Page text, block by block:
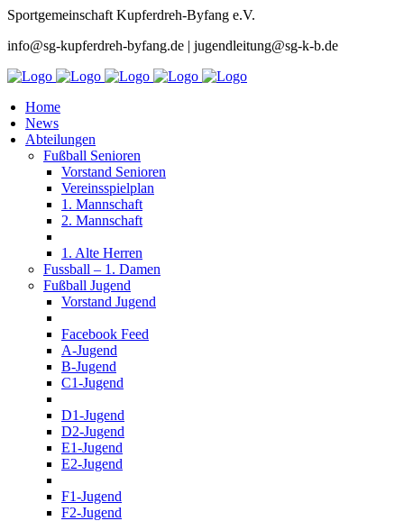
Sportgemeinschaft Kupferdreh-Byfang e.V.
info@sg-kupferdreh-byfang.de | jugendleitung@sg-k-b.de
Home
News
Abteilungen
Fußball Senioren
Vorstand Senioren
Vereinsspielplan
1. Mannschaft
2. Mannschaft
1. Alte Herren
Fussball – 1. Damen
Fußball Jugend
Vorstand Jugend
Facebook Feed
A-Jugend
B-Jugend
C1-Jugend
D1-Jugend
D2-Jugend
E1-Jugend
E2-Jugend
F1-Jugend
F2-Jugend